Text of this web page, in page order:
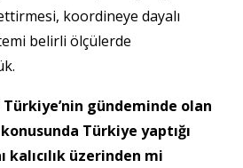
koordineye dayalı
belirli ölçülerde
Türkiye’nin gündeminde olan
Türkiye yaptığı
kalıcılık üzerinden mi